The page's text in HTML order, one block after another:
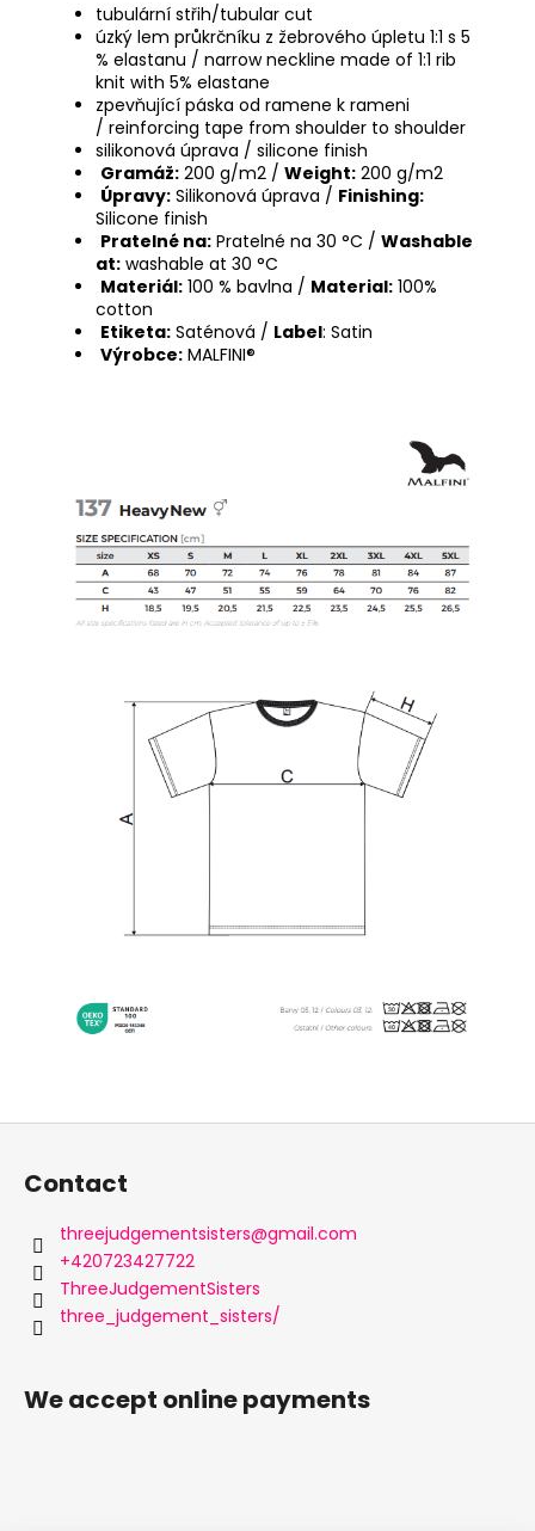
tubulární střih/tubular cut
úzký lem průkrčníku z žebrového úpletu 1:1 s 5
% elastanu / narrow neckline made of 1:1 rib
knit with 5% elastane
zpevňující páska od ramene k rameni
/ reinforcing tape from shoulder to shoulder
silikonová úprava / silicone finish
Gramáž: 200 g/m2 / Weight: 200 g/m2
Úpravy: Silikonová úprava / Finishing:
Silicone finish
Pratelné na: Pratelné na 30 °C / Washable
at: washable at 30 °C
Materiál: 100 % bavlna / Material: 100%
cotton
Etiketa: Saténová / Label: Satin
Výrobce: MALFINI®
F
Contact
threejudgementsisters@gmail.com
+420723427722
ThreeJudgementSisters
three_judgement_sisters/
We accept online payments